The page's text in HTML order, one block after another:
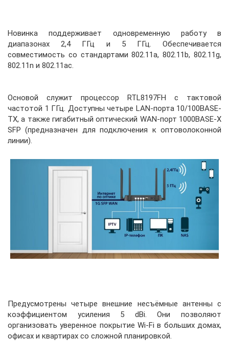
Новинка поддерживает одновременную работу в
диапазонах 2,4 ГГц и 5 ГГц. Обеспечивается
совместимость со стандартами 802.11a, 802.11b, 802.11g,
802.11n и 802.11ac.
Основой служит процессор RTL8197FH с тактовой
частотой 1 ГГц. Доступны четыре LAN-порта 10/100BASE-
TX, а также гигабитный оптический WAN-порт 1000BASE-X
SFP (предназначен для подключения к оптоволоконной
линии).
Предусмотрены четыре внешние несъёмные антенны с
коэффициентом усиления 5 dBi. Они позволяют
организовать уверенное покрытие Wi-Fi в больших домах,
офисах и квартирах со сложной планировкой.